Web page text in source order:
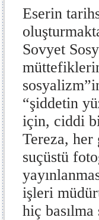
Eserin
Sovyet
“şiddetin
için, ciddi
Tereza, her
suçüstü
işleri
hiç basılma